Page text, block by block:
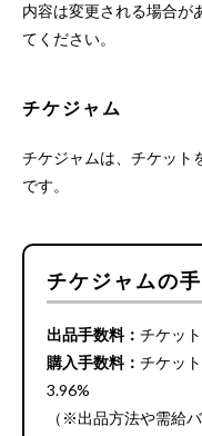
内容は変更される場合が
てください。
チケジャム
チケジャムは、チケット
です。
チケジャムの
出品手数料： チケッ
購入手数料： チケッ
3.96%
（※出品方法や需給